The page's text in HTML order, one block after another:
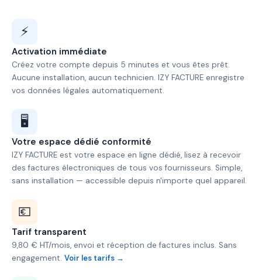
⚡
Activation immédiate
Créez votre compte depuis 5 minutes et vous êtes prêt.
Aucune installation, aucun technicien. IZY FACTURE enregistre
vos données légales automatiquement.
🖥️
Votre espace dédié conformité
IZY FACTURE est votre espace en ligne dédié, lisez à recevoir
des factures électroniques de tous vos fournisseurs. Simple,
sans installation — accessible depuis n'importe quel appareil.
💶
Tarif transparent
9,80 € HT/mois, envoi et réception de factures inclus. Sans
engagement. Voir les tarifs →